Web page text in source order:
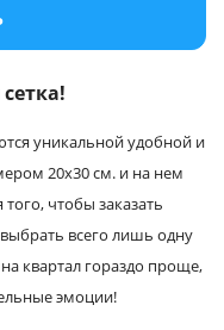
уникальной удобной и
20х30 см. и на нем
чтобы заказать
всего лишь одну
квартал гораздо проще,
эмоции!